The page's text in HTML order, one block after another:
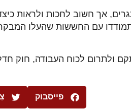
אך חשוב לחכות ולראות
עם החששות שהעלו
ולתרום לכוח העבודה, חוק
פייסבוק